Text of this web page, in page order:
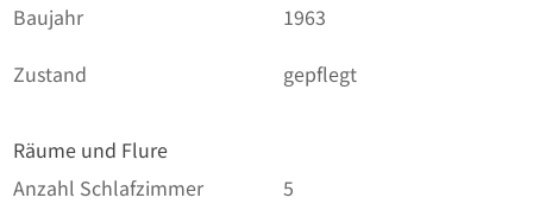
Baujahr
1963
Zustand
gepflegt
Räume und Flure
Anzahl Schlafzimmer
5